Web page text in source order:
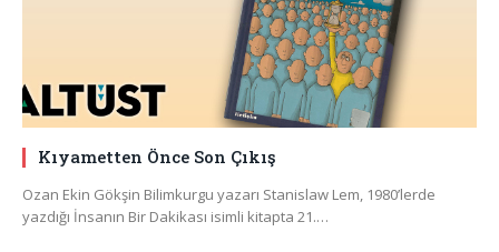
Kıyametten Önce Son Çıkış
Ozan Ekin Gökşin Bilimkurgu yazarı Stanislaw Lem, 1980’lerde
yazdığı İnsanın Bir Dakikası isimli kitapta 21.…